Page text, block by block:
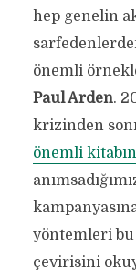
hep genelin
önemli
Paul Arden.
krizinden
önemli kitabın
yöntemleri
çevirisini